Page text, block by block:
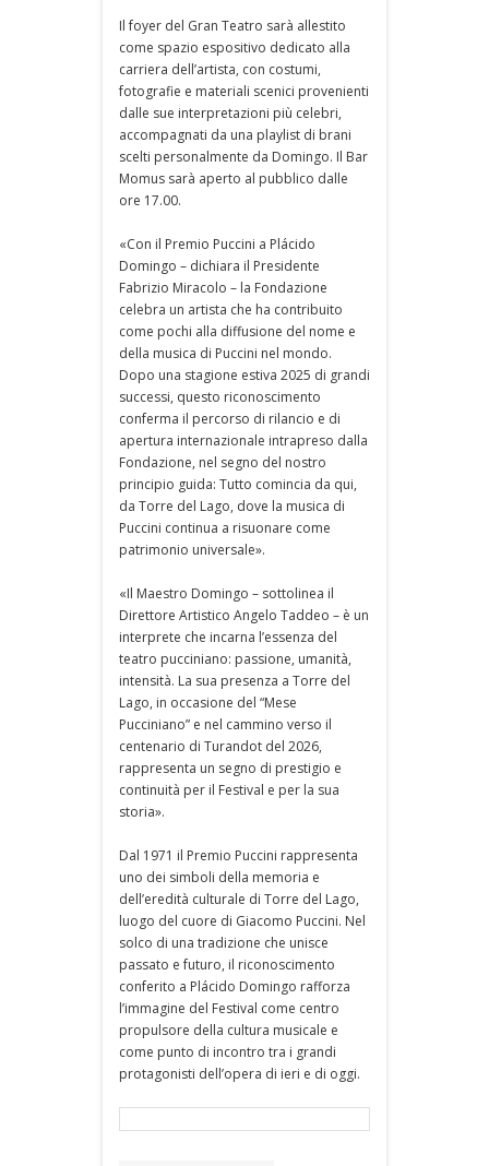
Il foyer del Gran Teatro sarà allestito
come spazio espositivo dedicato alla
carriera dell’artista, con costumi,
fotografie e materiali scenici provenienti
dalle sue interpretazioni più celebri,
accompagnati da una playlist di brani
scelti personalmente da Domingo. Il Bar
Momus sarà aperto al pubblico dalle
ore 17.00.
«Con il Premio Puccini a Plácido
Domingo – dichiara il Presidente
Fabrizio Miracolo – la Fondazione
celebra un artista che ha contribuito
come pochi alla diffusione del nome e
della musica di Puccini nel mondo.
Dopo una stagione estiva 2025 di grandi
successi, questo riconoscimento
conferma il percorso di rilancio e di
apertura internazionale intrapreso dalla
Fondazione, nel segno del nostro
principio guida: Tutto comincia da qui,
da Torre del Lago, dove la musica di
Puccini continua a risuonare come
patrimonio universale».
«Il Maestro Domingo – sottolinea il
Direttore Artistico Angelo Taddeo – è un
interprete che incarna l’essenza del
teatro pucciniano: passione, umanità,
intensità. La sua presenza a Torre del
Lago, in occasione del “Mese
Pucciniano” e nel cammino verso il
centenario di Turandot del 2026,
rappresenta un segno di prestigio e
continuità per il Festival e per la sua
storia».
Dal 1971 il Premio Puccini rappresenta
uno dei simboli della memoria e
dell’eredità culturale di Torre del Lago,
luogo del cuore di Giacomo Puccini. Nel
solco di una tradizione che unisce
passato e futuro, il riconoscimento
conferito a Plácido Domingo rafforza
l’immagine del Festival come centro
propulsore della cultura musicale e
come punto di incontro tra i grandi
protagonisti dell’opera di ieri e di oggi.